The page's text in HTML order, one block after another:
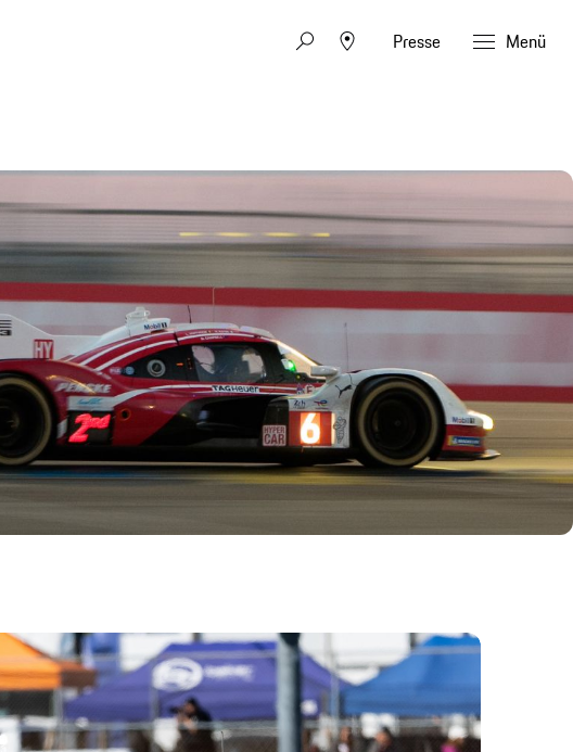
Presse Menü